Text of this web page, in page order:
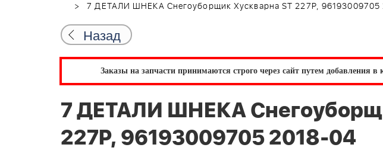
7 ДЕТАЛИ ШНЕКА Снегоуборщик Хускварна ST 227P, 96193009705
Назад
Заказы на запчасти принимаются строго через сайт путем добавления в
7 ДЕТАЛИ ШНЕКА
227P, 96193009705 2018-04